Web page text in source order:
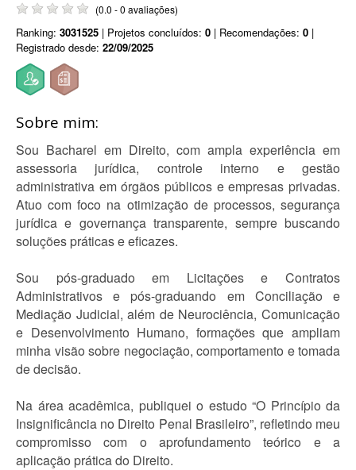
(0.0 - 0 avaliações)
Ranking: 3031525 | Projetos concluídos: 0 | Recomendações: 0 |
Registrado desde: 22/09/2025
Sobre mim:
Sou Bacharel em Direito, com ampla experiência em
assessoria jurídica, controle interno e gestão
administrativa em órgãos públicos e empresas privadas.
Atuo com foco na otimização de processos, segurança
jurídica e governança transparente, sempre buscando
soluções práticas e eficazes.
Sou pós-graduado em Licitações e Contratos
Administrativos e pós-graduando em Conciliação e
Mediação Judicial, além de Neurociência, Comunicação
e Desenvolvimento Humano, formações que ampliam
minha visão sobre negociação, comportamento e tomada
de decisão.
Na área acadêmica, publiquei o estudo “O Princípio da
Insignificância no Direito Penal Brasileiro”, refletindo meu
compromisso com o aprofundamento teórico e a
aplicação prática do Direito.